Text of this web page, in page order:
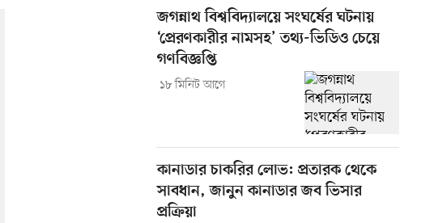
জগন্নাথ বিশ্ববিদ্যালয়ে সংঘর্ষের ঘটনায়
‘প্রেরণকারীর নামসহ’ তথ্য-ভিডিও চেয়ে
গণবিজ্ঞপ্তি
১৮ মিনিট আগে
কানাডার চাকরির লোভ: প্রতারক থেকে
সাবধান, জানুন কানাডার জব ভিসার
প্রক্রিয়া